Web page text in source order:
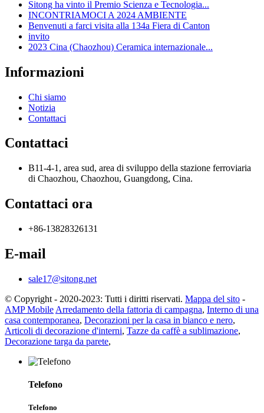
Sitong ha vinto il Premio Scienza e Tecnologia...
INCONTRIAMOCI A 2024 AMBIENTE
Benvenuti a farci visita alla 134a Fiera di Canton
invito
2023 Cina (Chaozhou) Ceramica internazionale...
Informazioni
Chi siamo
Notizia
Contattaci
Contattaci
B11-4-1, area sud, area di sviluppo della stazione ferroviaria
di Chaozhou, Chaozhou, Guangdong, Cina.
Contattaci ora
+86-13828326131
E-mail
sale17@sitong.net
© Copyright - 2020-2023: Tutti i diritti riservati. Mappa del sito -
AMP Mobile Arredamento della fattoria di campagna, Interno di una
casa contemporanea, Decorazioni per la casa in bianco e nero,
Articoli di decorazione d'interni, Tazze da caffè a sublimazione,
Decorazione targa da parete,
Telefono
Telefono